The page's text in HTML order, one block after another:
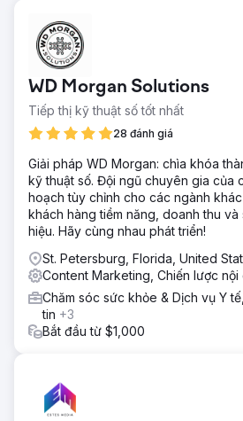
WD Morgan Solutions
Tiếp thị kỹ thuật số tốt nhất
28 đánh giá
Giải pháp WD Morgan: chìa khóa
kỹ thuật số. Đội ngũ chuyên gia của
hoạch tùy chỉnh cho các ngành
khách hàng tiềm năng, doanh thu
hiệu. Hãy cùng nhau phát triển!
St. Petersburg, Florida, United
Content Marketing, Chiến lược nội
Chăm sóc sức khỏe & Dịch vụ Y
tin +3
Bắt đầu từ $1,000